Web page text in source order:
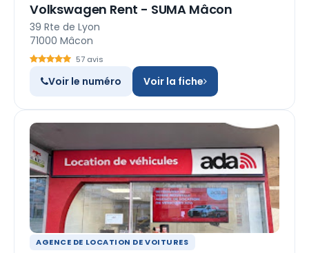
Volkswagen Rent - SUMA Mâcon
39 Rte de Lyon
71000 Mâcon
57 avis
Voir le numéro Voir la fiche
AGENCE DE LOCATION DE VOITURES